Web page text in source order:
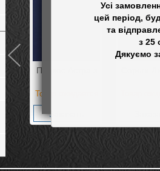
Усі
цей період,
та
Подвес Астра з
Товар ожидается
Заказать